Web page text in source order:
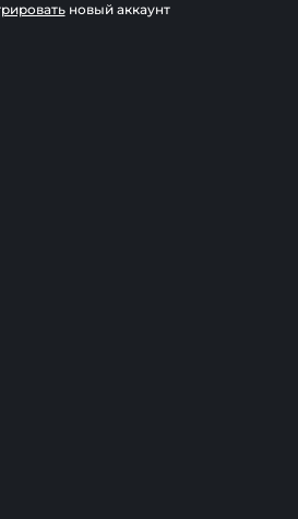
новый аккаунт